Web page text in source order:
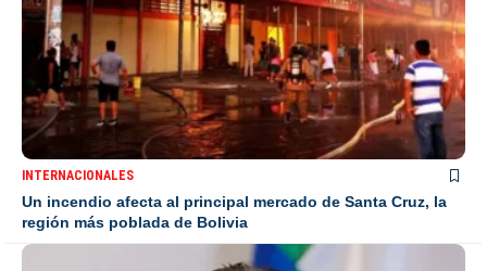
INTERNACIONALES
Un incendio afecta al principal mercado de Santa Cruz, la
región más poblada de Bolivia